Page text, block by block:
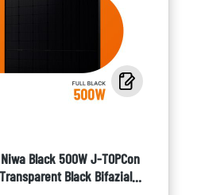
Black 500W J-TOPCon
Black Bifazial